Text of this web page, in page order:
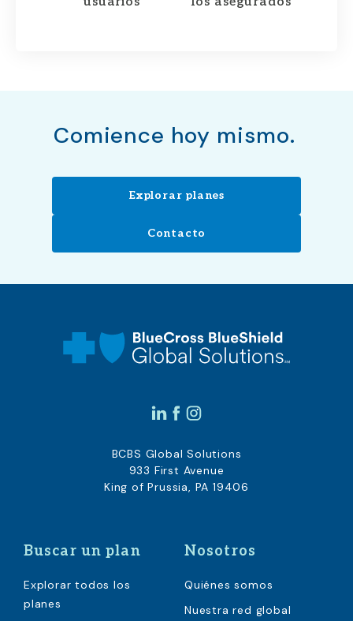
Comience hoy mismo.
Explorar planes
Contacto
Buscar un plan
Explorar todos los
planes
Nosotros
Quiénes somos
Nuestra red global
BCBS Global Solutions
933 First Avenue
King of Prussia, PA 19406